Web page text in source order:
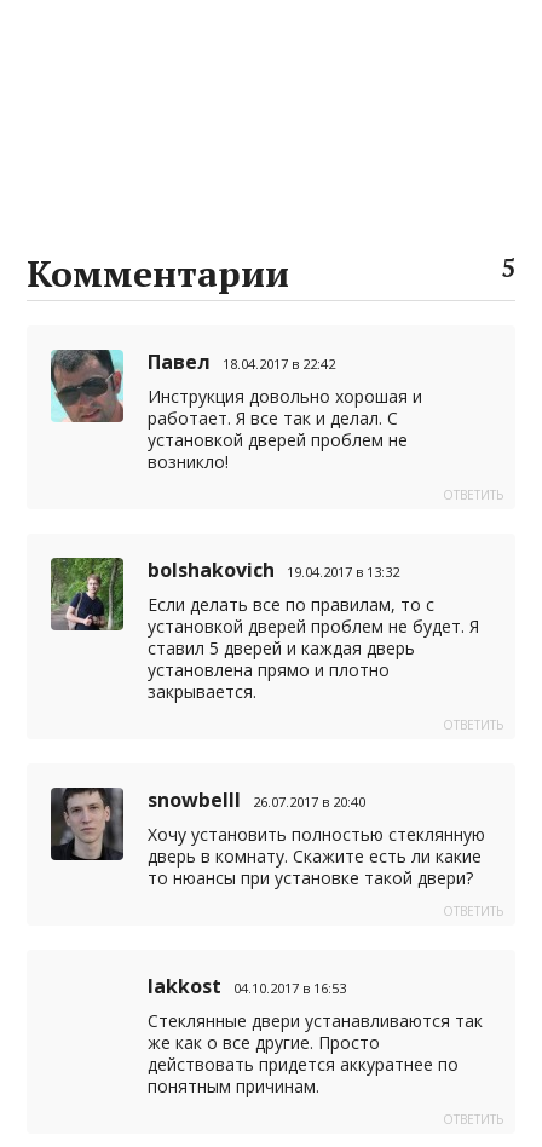
Комментарии 5
Павел 18.04.2017 в 22:42
Инструкция довольно хорошая и
работает. Я все так и делал. С
установкой дверей проблем не
возникло!
ОТВЕТИТЬ
bolshakovich 19.04.2017 в 13:32
Если делать все по правилам, то с
установкой дверей проблем не будет. Я
ставил 5 дверей и каждая дверь
установлена прямо и плотно
закрывается.
ОТВЕТИТЬ
snowbelll 26.07.2017 в 20:40
Хочу установить полностью стеклянную
дверь в комнату. Скажите есть ли какие
то нюансы при установке такой двери?
ОТВЕТИТЬ
lakkost 04.10.2017 в 16:53
Стеклянные двери устанавливаются так
же как о все другие. Просто
действовать придется аккуратнее по
понятным причинам.
ОТВЕТИТЬ